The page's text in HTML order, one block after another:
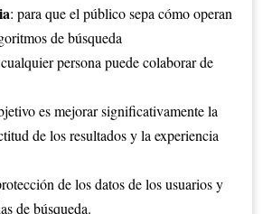
: para que el público sepa cómo operan
de búsqueda
persona puede colaborar de
es mejorar significativamente la
de los resultados y la experiencia
de los datos de los usuarios y
de búsqueda.